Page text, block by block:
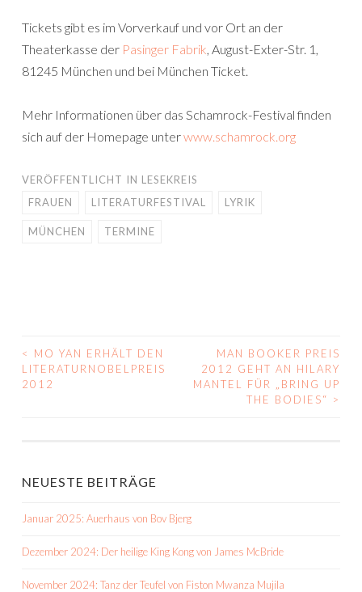
Tickets gibt es im Vorverkauf und vor Ort an der
Theaterkasse der Pasinger Fabrik, August-Exter-Str. 1,
81245 München und bei München Ticket.
Mehr Informationen über das Schamrock-Festival finden
sich auf der Homepage unterwww.schamrock.org
VERÖFFENTLICHT IN LESEKREIS
FRAUEN
LITERATURFESTIVAL LYRIK
MÜNCHEN TERMINE
BEITRAGS-
NAVIGATION
<
MO YAN ERHÄLT DEN
LITERATURNOBELPREIS
2012
MAN BOOKER PREIS
2012 GEHT AN HILARY
MANTEL FÜR „BRING UP
THE BODIES“ >
NEUESTE BEITRÄGE
Januar 2025: Auerhaus von Bov Bjerg
Dezember 2024: Der heilige King Kong von James McBride
November 2024: Tanz der Teufel von Fiston Mwanza Mujila